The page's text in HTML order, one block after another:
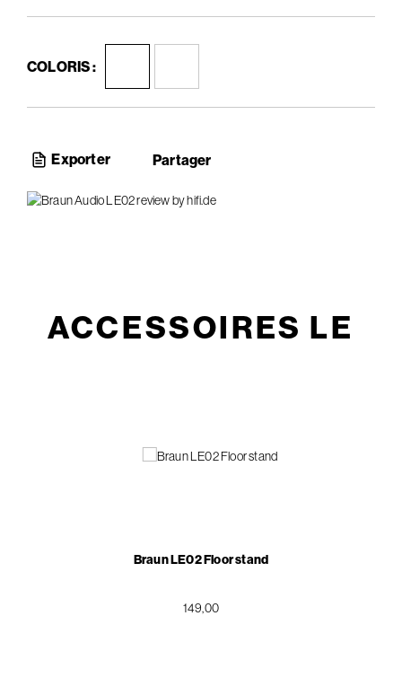
COLORIS :
Exporter Partager
ACCESSOIRES LE
Braun LE02 Floor stand
149,00